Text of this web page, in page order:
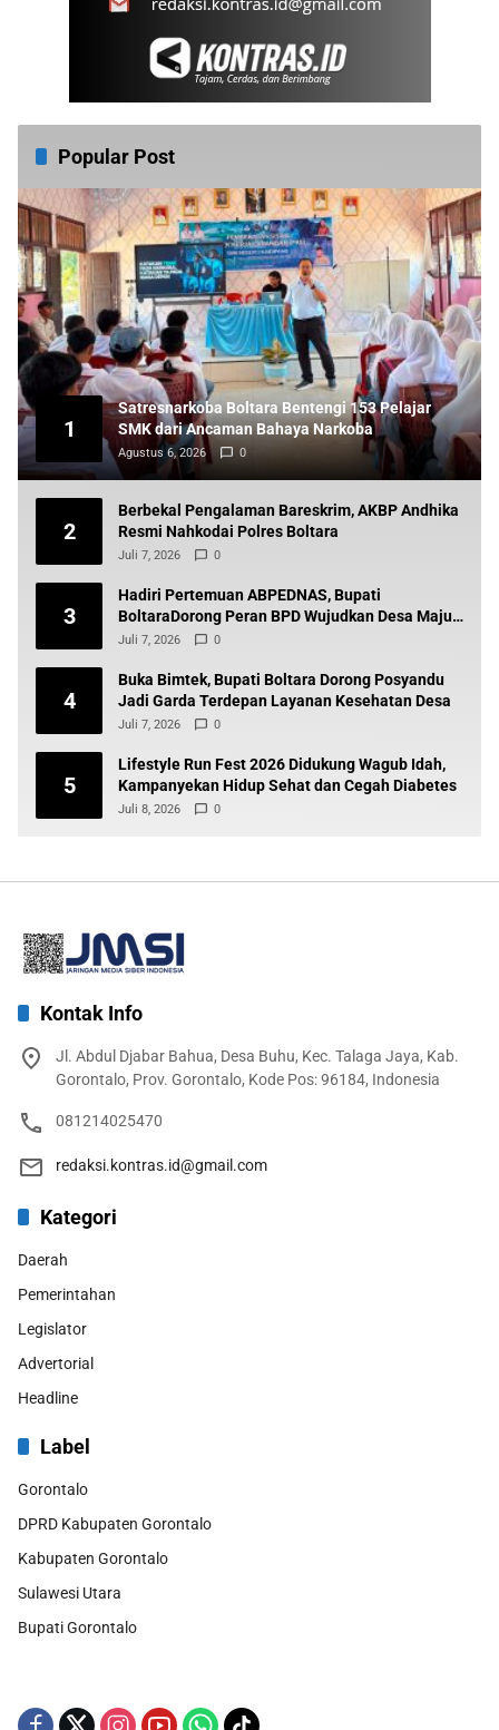
Popular Post
1
Satresnarkoba Boltara Bentengi 153 Pelajar
SMK dari Ancaman Bahaya Narkoba
Agustus 6, 2026 0
2
Berbekal Pengalaman Bareskrim, AKBP Andhika
Resmi Nahkodai Polres Boltara
Juli 7, 2026 0
3
Hadiri Pertemuan ABPEDNAS, Bupati
BoltaraDorong Peran BPD Wujudkan Desa Maju
dan Transparan
Juli 7, 2026 0
4
Buka Bimtek, Bupati Boltara Dorong Posyandu
Jadi Garda Terdepan Layanan Kesehatan Desa
Juli 7, 2026 0
5
Lifestyle Run Fest 2026 Didukung Wagub Idah,
Kampanyekan Hidup Sehat dan Cegah Diabetes
Juli 8, 2026 0
Kontak Info
Jl. Abdul Djabar Bahua, Desa Buhu, Kec. Talaga Jaya, Kab.
Gorontalo, Prov. Gorontalo, Kode Pos: 96184, Indonesia
081214025470
redaksi.kontras.id@gmail.com
Kategori
Daerah
Pemerintahan
Legislator
Advertorial
Headline
Label
Gorontalo
DPRD Kabupaten Gorontalo
Kabupaten Gorontalo
Sulawesi Utara
Bupati Gorontalo